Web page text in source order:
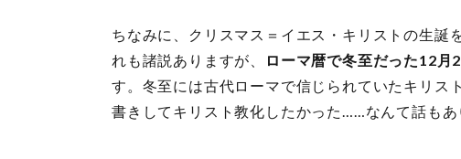
ちなみに、クリスマス＝イエス・キリストの生誕
れも諸説ありますが、
ローマ暦で冬至だった12月
す。冬至には古代ローマで信じられていたキリス
書きしてキリスト教化したかった……なんて話もあ